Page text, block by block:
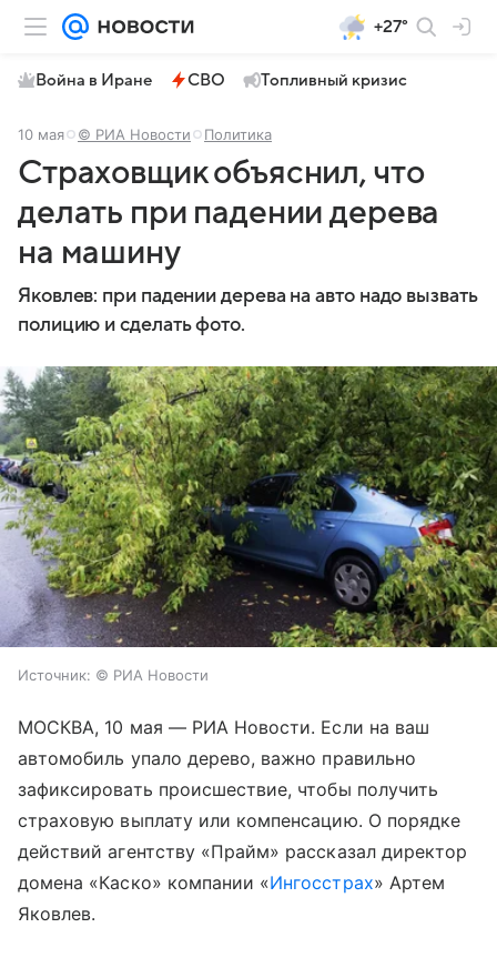
+27°
Война в Иране СВО Топливный кризис
10 мая © РИА Новости Политика
Страховщик объяснил, что
делать при падении дерева
на машину
Яковлев: при падении дерева на авто надо вызвать
полицию и сделать фото.
Источник: © РИА Новости
МОСКВА, 10 мая — РИА Новости. Если на ваш
автомобиль упало дерево, важно правильно
зафиксировать происшествие, чтобы получить
страховую выплату или компенсацию. О порядке
действий агентству «Прайм» рассказал директор
домена «Каско» компании «Ингосстрах» Артем
Яковлев.